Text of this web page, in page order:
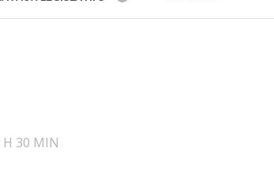
H 30 MIN